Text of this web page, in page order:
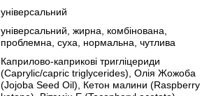
універсальний
універсальний, жирна, комбінована,
проблемна, суха, нормальна, чутлива
Каприлово-каприкові тригліцериди
(Caprylic/capric triglycerides), Олія Жожоба
(Jojoba Seed Oil), Кетон малини (Raspberry